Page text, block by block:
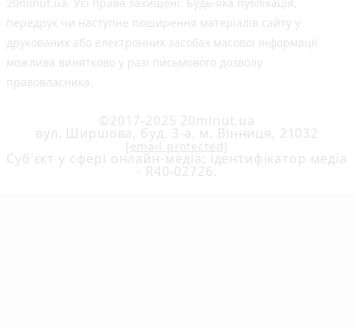
20minut.ua. Усі права захищені. Будь-яка публiкацiя,
передрук чи наступне поширення матеріалів сайту у
друкованих або електронних засобах масової інформації
можлива винятково у разі письмового дозволу
правовласника.
©2017-2025 20minut.ua
вул. Ширшова, буд. 3-а, м. Вінниця, 21032
[email protected]
Cуб'єкт у сфері онлайн-медіа; ідентифікатор медіа
- R40-02726.